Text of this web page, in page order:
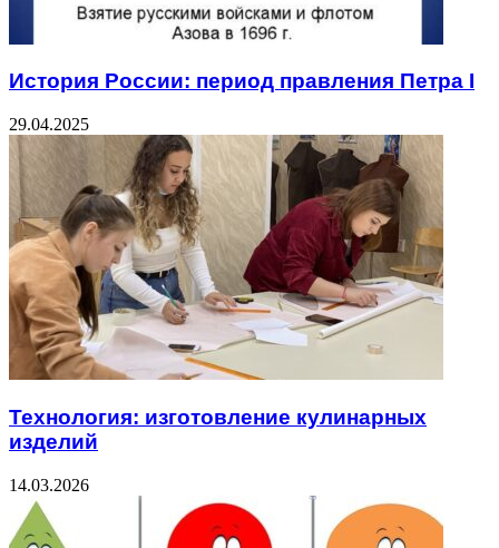
История России: период правления Петра I
29.04.2025
Технология: изготовление кулинарных
изделий
14.03.2026